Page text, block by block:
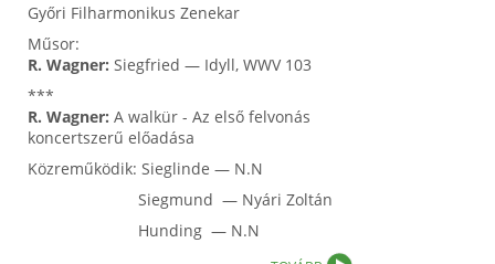
Győri Filharmonikus Zenekar
Műsor:
R. Wagner: Siegfried — Idyll, WWV 103
***
R. Wagner: A walkür - Az első felvonás
koncertszerű előadása
Közreműködik: Sieglinde — N.N
Siegmund — Nyári Zoltán
Hunding — N.N